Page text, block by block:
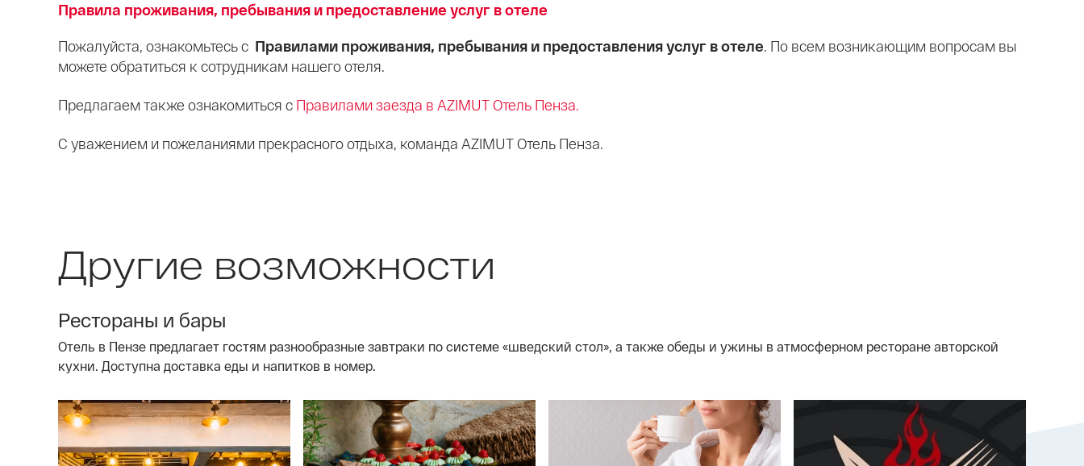
Правила проживания, пребывания и предоставление услуг в отеле
Пожалуйста, ознакомьтесь с Правилами проживания, пребывания и предоставления услуг в отеле. По всем возникающим вопросам вы
можете обратиться к сотрудникам нашего отеля.
Предлагаем также ознакомиться с Правилами заезда в AZIMUT Отель Пенза.
С уважением и пожеланиями прекрасного отдыха, команда AZIMUT Отель Пенза.
Другие возможности
Рестораны и бары
Отель в Пензе предлагает гостям разнообразные завтраки по системе «шведский стол», а также обеды и ужины в атмосферном ресторане авторской
кухни. Доступна доставка еды и напитков в номер.